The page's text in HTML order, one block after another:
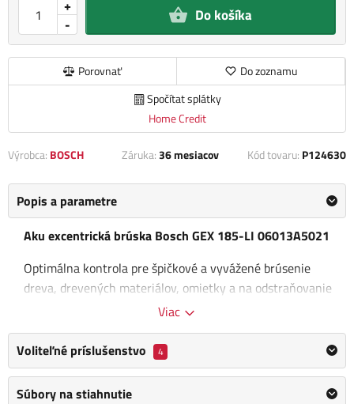
-
+ Do košíka
Porovnať
Do zoznamu
Spočítat splátky
Home Credit
Výrobca: BOSCH Záruka:36 mesiacov Kód tovaru: P124630
Popis a parametre
Aku excentrická brúska Bosch GEX 185-LI 06013A5021
Optimálna kontrola pre špičkové a vyvážené brúsenie
dreva, drevených materiálov, omietky a na odstraňovanie
náterov. Ergonómia opierky dlane a držadla
náradím.Bezuhlíkový motor a profesionálny 18V systém
zaručujú rýchly postup práce a dlhodobú vytrvalosť. 185-LI
je obzvlášť vhodná na brúsenie dreva, drevených
Viac
Voliteľné príslušenstvo 4
Súbory na stiahnutie